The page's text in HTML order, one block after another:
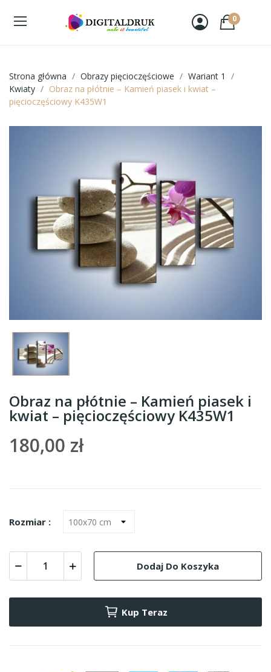
0
Strona główna Obrazy pięcioczęściowe
Wariant 1
Kwiaty
Obraz na płótnie – Kamień piasek i kwiat –
pięcioczęściowy K435W1
Obraz na płótnie – Kamień piasek i
kwiat – pięcioczęściowy K435W1
180,00 zł
Rozmiar :
Dodaj Do Koszyka
Kup Teraz